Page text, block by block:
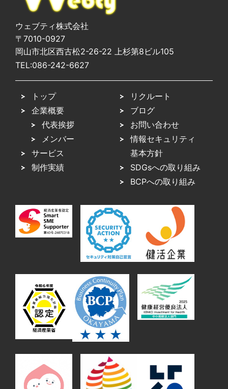
ウェブティ株式会社
〒7010-0927
岡山市北区西古松2-26-22 上杉第8ビル105
TEL:086-242-6627
トップ
企業概要
代表挨拶
メンバー
サービス
制作実績
リクルート
ブログ
お問い合わせ
情報セキュリティ
基本方針
SDGsへの取り組み
BCPへの取り組み